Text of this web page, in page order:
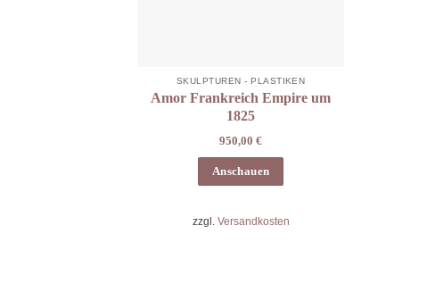
SKULPTUREN - PLASTIKEN
Amor Frankreich Empire um
1825
950,00€
Anschauen
zzgl. Versandkosten